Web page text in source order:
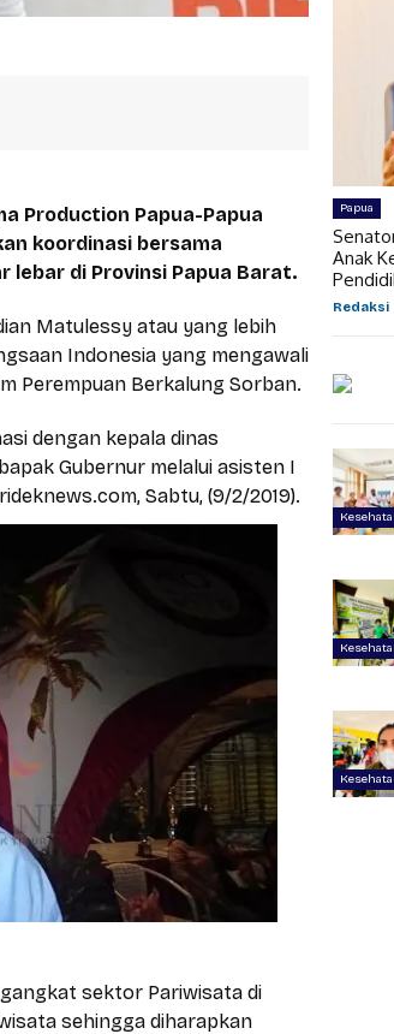
Production Papua-Papua
koordinasi bersama
di Provinsi Papua Barat.
Matulessy atau yang lebih
Indonesia yang mengawali
Perempuan Berkalung Sorban.
dengan kepala dinas
Gubernur melalui asisten I
, Sabtu, (9/2/2019).
sektor Pariwisata di
sehingga diharapkan
Papua
Anak
Redaksi